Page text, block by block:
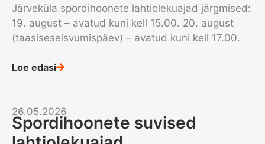
Järveküla spordihoonete lahtiolekuajad järgmised:
19. august – avatud kuni kell 15.00. 20. august
(taasiseseisvumispäev) – avatud kuni kell 17.00.
Loe edasi
26.05.2026
Spordihoonete suvised